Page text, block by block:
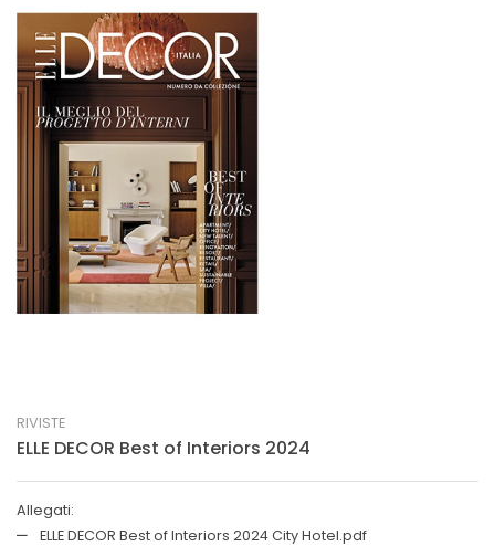
RIVISTE
ELLE DECOR Best of Interiors 2024
Allegati:
ELLE DECOR Best of Interiors 2024 City Hotel.pdf